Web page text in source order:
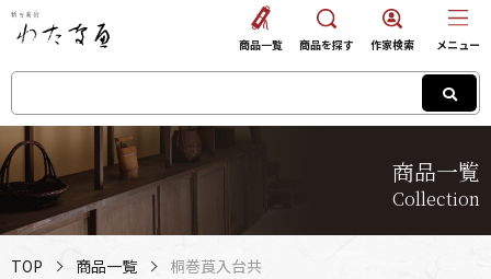
商品一覧
Collection
商品一覧 商品を探す 作家検索 メニュー
TOP 商品一覧 桐巻莨入台共